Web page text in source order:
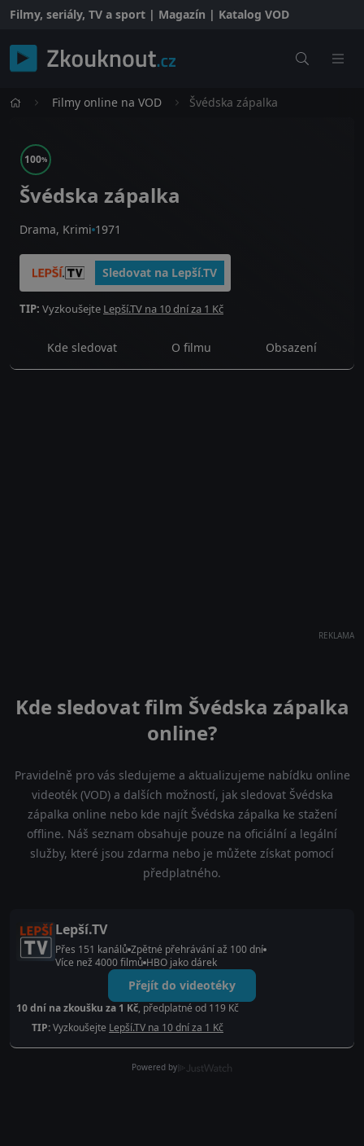
Filmy, seriály, TV a sport | Magazín | Katalog VOD
Filmy online na VOD Švédska zápalka
100%
Švédska zápalka
Drama, Krimi 1971
Sledovat na Lepší.TV
TIP: Vyzkoušejte Lepší.TV na 10 dní za 1 Kč
Kde sledovat O filmu Obsazení
REKLAMA
Kde sledovat film Švédska zápalka
online?
Pravidelně pro vás sledujeme a aktualizujeme nabídku online
videoték (VOD) a dalších možností, jak sledovat Švédska
zápalka online nebo kde najít Švédska zápalka ke stažení
offline. Náš seznam obsahuje pouze na oficiální a legální
služby, které jsou zdarma nebo je můžete získat pomocí
předplatného.
Lepší.TV
Přes 151 kanálů Zpětné přehrávání až 100 dní
Více než 4000 filmů HBO jako dárek
Přejít do videotéky
10 dní na zkoušku za 1 Kč, předplatné od 119 Kč
TIP:Vyzkoušejte Lepší.TV na 10 dní za 1 Kč
Powered by